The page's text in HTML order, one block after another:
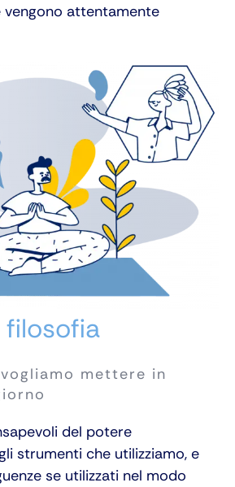
vengono attentamente
filosofia
mettere in
del potere
strumenti che utilizziamo, e
se utilizzati nel modo